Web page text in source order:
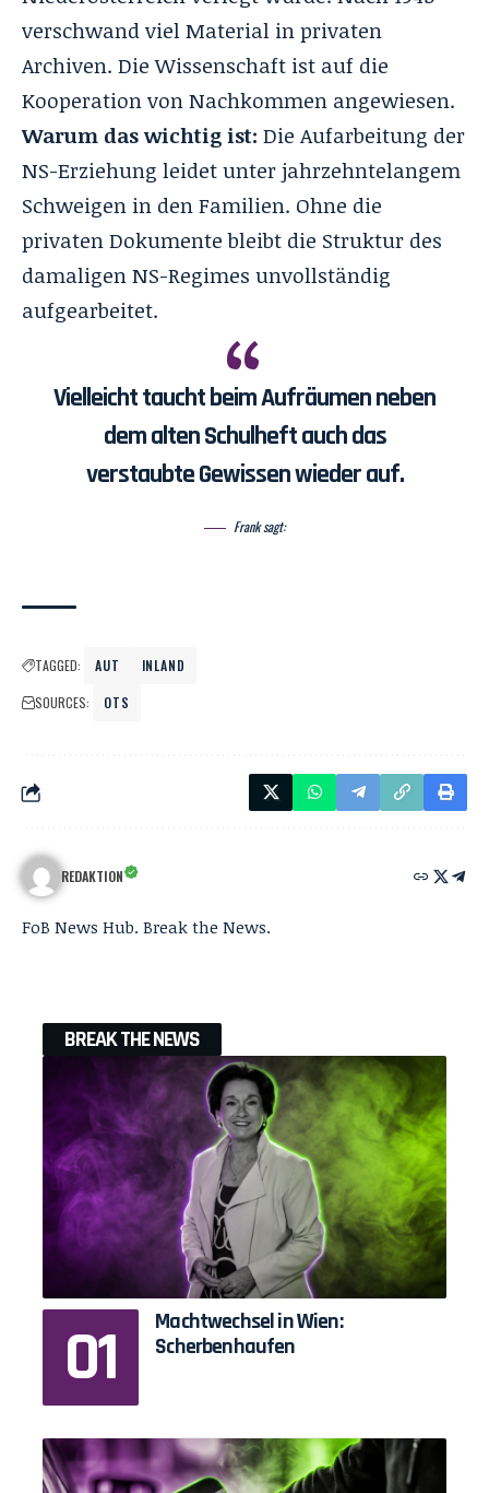
verschwand viel Material in privaten
Archiven. Die Wissenschaft ist auf die
Kooperation von Nachkommen angewiesen.
Warum das wichtig ist: Die Aufarbeitung der
NS-Erziehung leidet unter jahrzehntelangem
Schweigen in den Familien. Ohne die
privaten Dokumente bleibt die Struktur des
damaligen NS-Regimes unvollständig
aufgearbeitet.
Vielleicht taucht beim Aufräumen neben
dem alten Schulheft auch das
verstaubte Gewissen wieder auf.
Frank sagt:
TAGGED: AUT
INLAND
SOURCES:
OTS
REDAKTION
FoB News Hub. Break the News.
BREAK THE NEWS
Machtwechsel in Wien:
Scherbenhaufen